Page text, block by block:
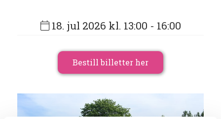
18. jul 2026 kl. 13:00 - 16:00
Bestill billetter her